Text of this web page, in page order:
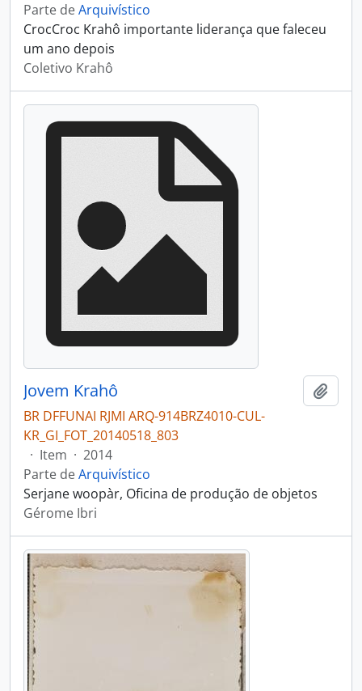
Parte deArquivístico
CrocCroc Krahô importante liderança que faleceu
um ano depois
Coletivo Krahô
Jovem Krahô
BR DFFUNAI RJMI ARQ-914BRZ4010-CUL-
KR_GI_FOT_20140518_803
· Item · 2014
Parte deArquivístico
Serjane woopàr, Oficina de produção de objetos
Gérome Ibri